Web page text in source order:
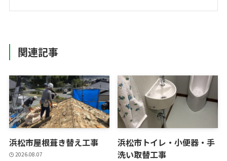
関連記事
浜松市屋根葺き替え工事
2026.08.07
浜松市トイレ・小便器・手
洗い取替工事